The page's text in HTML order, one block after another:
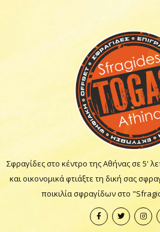
Σφραγίδες στο κέντρο της Αθήνας σε 5'
και οικονομικά φτιάξτε τη δική σας
ποικιλία σφραγίδων στο